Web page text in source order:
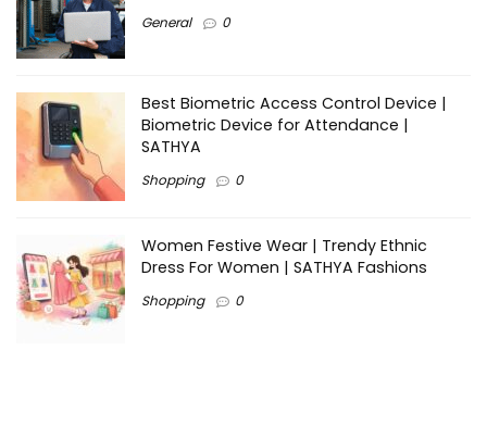
General 0
Best Biometric Access Control Device |
Biometric Device for Attendance |
SATHYA
Shopping 0
Women Festive Wear | Trendy Ethnic
Dress For Women | SATHYA Fashions
Shopping 0